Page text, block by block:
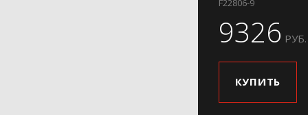
F22806-9
9326 РУБ.
КУПИТЬ